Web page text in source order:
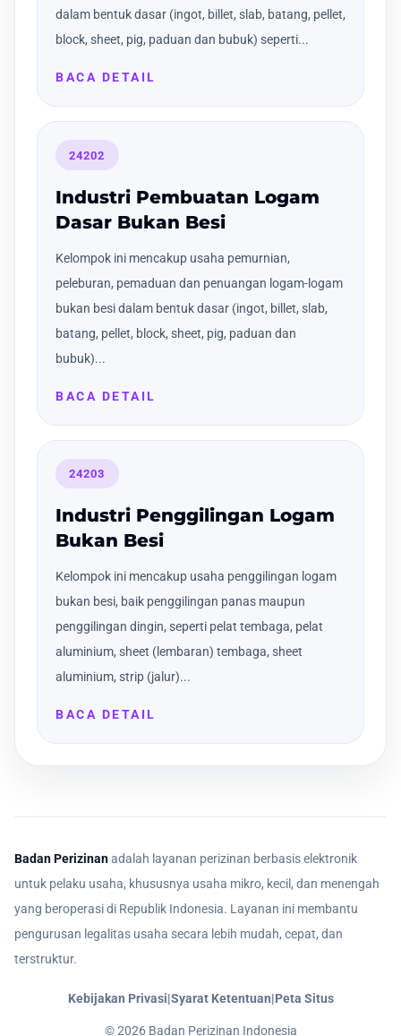
dalam bentuk dasar (ingot, billet, slab, batang, pellet,
block, sheet, pig, paduan dan bubuk) seperti...
BACA DETAIL
24202
Industri Pembuatan Logam
Dasar Bukan Besi
Kelompok ini mencakup usaha pemurnian,
peleburan, pemaduan dan penuangan logam-logam
bukan besi dalam bentuk dasar (ingot, billet, slab,
batang, pellet, block, sheet, pig, paduan dan
bubuk)...
BACA DETAIL
24203
Industri Penggilingan Logam
Bukan Besi
Kelompok ini mencakup usaha penggilingan logam
bukan besi, baik penggilingan panas maupun
penggilingan dingin, seperti pelat tembaga, pelat
aluminium, sheet (lembaran) tembaga, sheet
aluminium, strip (jalur)...
BACA DETAIL
Badan Perizinanadalah layanan perizinan berbasis elektronik
untuk pelaku usaha, khususnya usaha mikro, kecil, dan menengah
yang beroperasi di Republik Indonesia. Layanan ini membantu
pengurusan legalitas usaha secara lebih mudah, cepat, dan
terstruktur.
Kebijakan Privasi|Syarat Ketentuan|Peta Situs
©2026Badan Perizinan Indonesia